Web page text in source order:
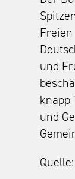
und
knapp
und